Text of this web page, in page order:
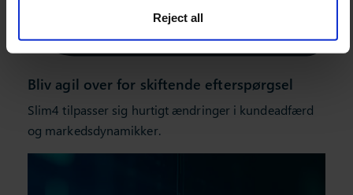
Reject all
Bliv agil over for skiftende efterspørgsel
Slim4 tilpasser sig hurtigt ændringer i kundeadfærd
og markedsdynamikker.